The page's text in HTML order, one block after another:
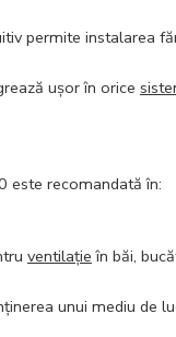
permite instalarea
ușor în orice
este recomandată în:
ventilație în băi,
unui mediu de